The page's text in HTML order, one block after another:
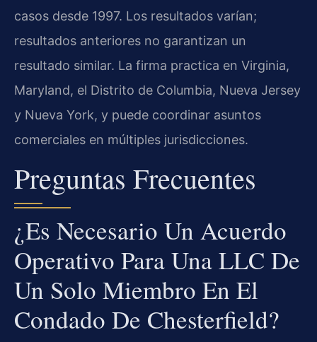
casos desde 1997. Los resultados varían;
resultados anteriores no garantizan un
resultado similar. La firma practica en Virginia,
Maryland, el Distrito de Columbia, Nueva Jersey
y Nueva York, y puede coordinar asuntos
comerciales en múltiples jurisdicciones.
Preguntas Frecuentes
¿Es Necesario Un Acuerdo
Operativo Para Una LLC De
Un Solo Miembro En El
Condado De Chesterfield?